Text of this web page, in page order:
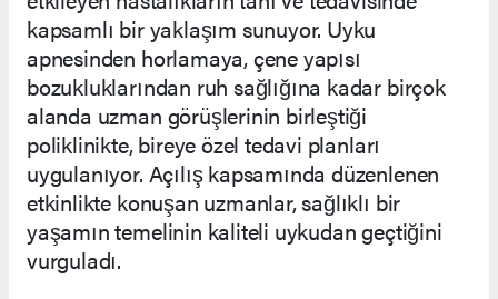
kapsamlı bir yaklaşım sunuyor. Uyku
apnesinden horlamaya, çene yapısı
bozukluklarından ruh sağlığına kadar birçok
alanda uzman görüşlerinin birleştiği
poliklinikte, bireye özel tedavi planları
uygulanıyor. Açılış kapsamında düzenlenen
etkinlikte konuşan uzmanlar, sağlıklı bir
yaşamın temelinin kaliteli uykudan geçtiğini
vurguladı.